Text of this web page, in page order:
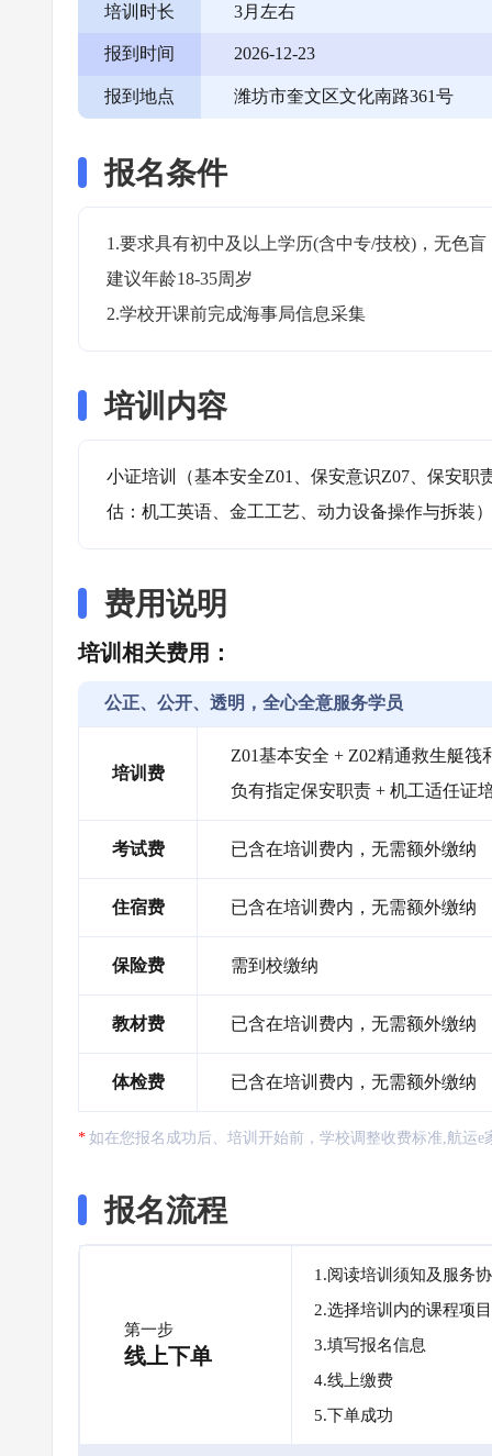
培训时长 3月左右
报到时间 2026-12-23
报到地点 潍坊市奎文区文化南路361号
报名条件
1.要求具有初中及以上学历(含中专/技校)，无色
建议年龄18-35周岁
2.学校开课前完成海事局信息采集
培训内容
小证培训（基本安全Z01、保安意识Z07、保安
估：机工英语、金工工艺、动力设备操作与拆装）
费用说明
培训相关费用：
公正、公开、透明，全心全意服务学员
培训费
Z01基本安全 + Z02精通救生艇筏
负有指定保安职责 + 机工适任证
考试费 已含在培训费内，无需额外缴纳
住宿费 已含在培训费内，无需额外缴纳
保险费 需到校缴纳
教材费 已含在培训费内，无需额外缴纳
体检费 已含在培训费内，无需额外缴纳
如在您报名成功后、培训开始前，学校调整收费标准,航运
报名流程
第一步
线上下单
1.阅读培训须知及服务
2.选择培训内的课程项目
3.填写报名信息
4.线上缴费
5.下单成功